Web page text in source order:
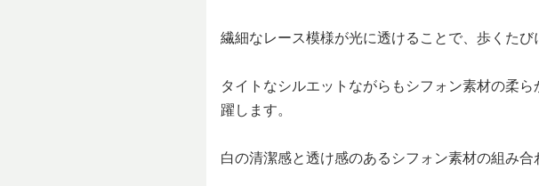
繊細なレース模様が光に透けることで、歩くたび
タイトなシルエットながらもシフォン素材の柔
躍します。
白の清潔感と透け感のあるシフォン素材の組み